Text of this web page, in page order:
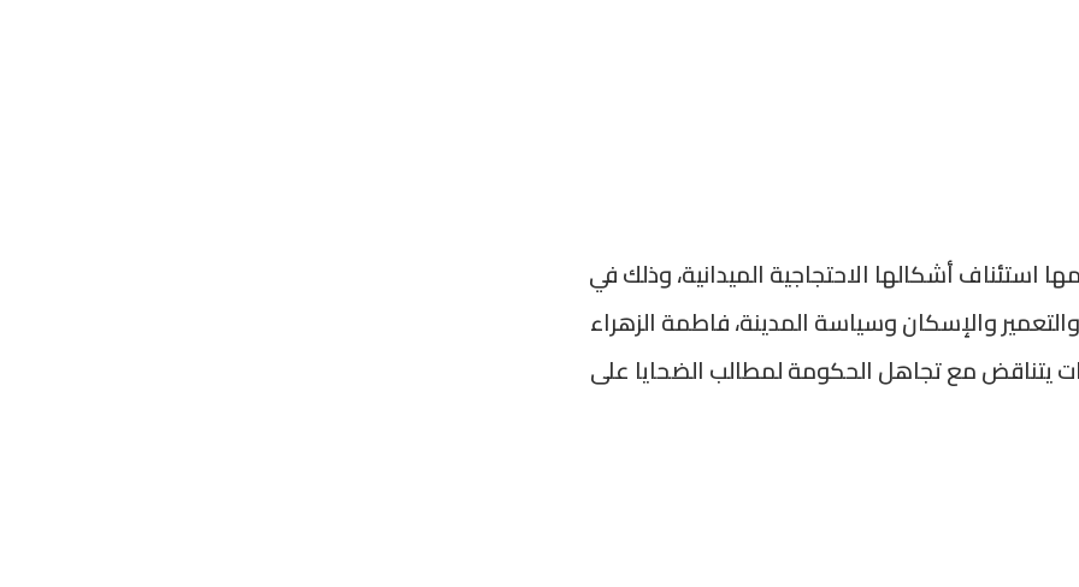
استئناف أشكالها الاحتجاجية الميدانية، وذلك في
والإسكان وسياسة المدينة، فاطمة الزهراء
يتناقض مع تجاهل الحكومة لمطالب الضحايا على